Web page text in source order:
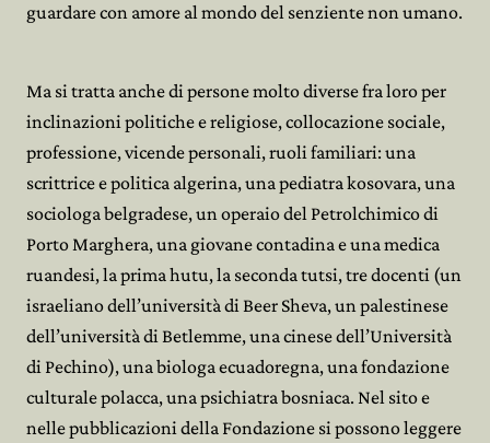
guardare con amore al mondo del senziente non umano.
Ma si tratta anche di persone molto diverse fra loro per
inclinazioni politiche e religiose, collocazione sociale,
professione, vicende personali, ruoli familiari: una
scrittrice e politica algerina, una pediatra kosovara, una
sociologa belgradese, un operaio del Petrolchimico di
Porto Marghera, una giovane contadina e una medica
ruandesi, la prima hutu, la seconda tutsi, tre docenti (un
israeliano dell’università di Beer Sheva, un palestinese
dell’università di Betlemme, una cinese dell’Università
di Pechino), una biologa ecuadoregna, una fondazione
culturale polacca, una psichiatra bosniaca. Nel sito e
nelle pubblicazioni della Fondazione si possono leggere